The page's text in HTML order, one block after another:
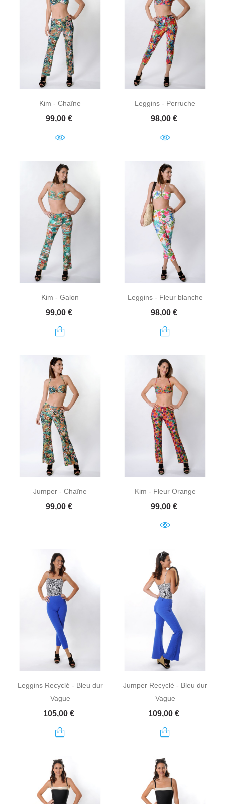
Kim - Chaîne
Prix
99,00 €
Leggins - Perruche
Prix
98,00 €
Kim - Galon
Prix
99,00 €
Leggins - Fleur blanche
Prix
98,00 €
Jumper - Chaîne
Prix
99,00 €
Kim - Fleur Orange
Prix
99,00 €
Leggins Recyclé - Bleu dur
Vague
Prix
105,00 €
Jumper Recyclé - Bleu dur
Vague
Prix
109,00 €